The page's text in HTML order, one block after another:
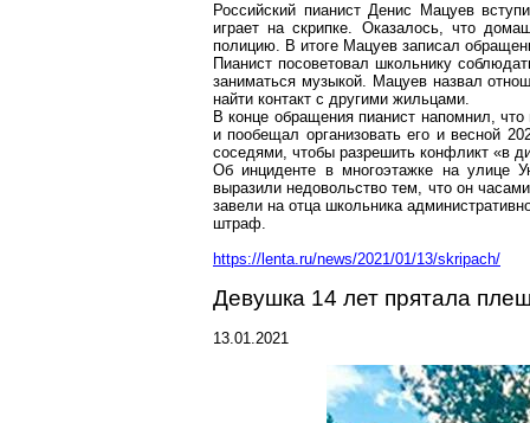
Российский пианист Денис Мацуев
играет на скрипке. Оказалось, что
полицию. В итоге Мацуев записал
Пианист посоветовал школьнику
заниматься музыкой. Мацуевназвал
найти контакт с другими жильцами.
В конце обращения пианист напомнил,
и пообещал организовать его и весной
соседями, чтобы разрешить конфликт «в
Об инциденте вмногоэтажке на улице
выразили недовольство тем, что он
завели на отца школьника
штраф.
https://lenta.ru/news/2021/01/13/skripach/
Девушка 14 лет прятала
13.01.2021